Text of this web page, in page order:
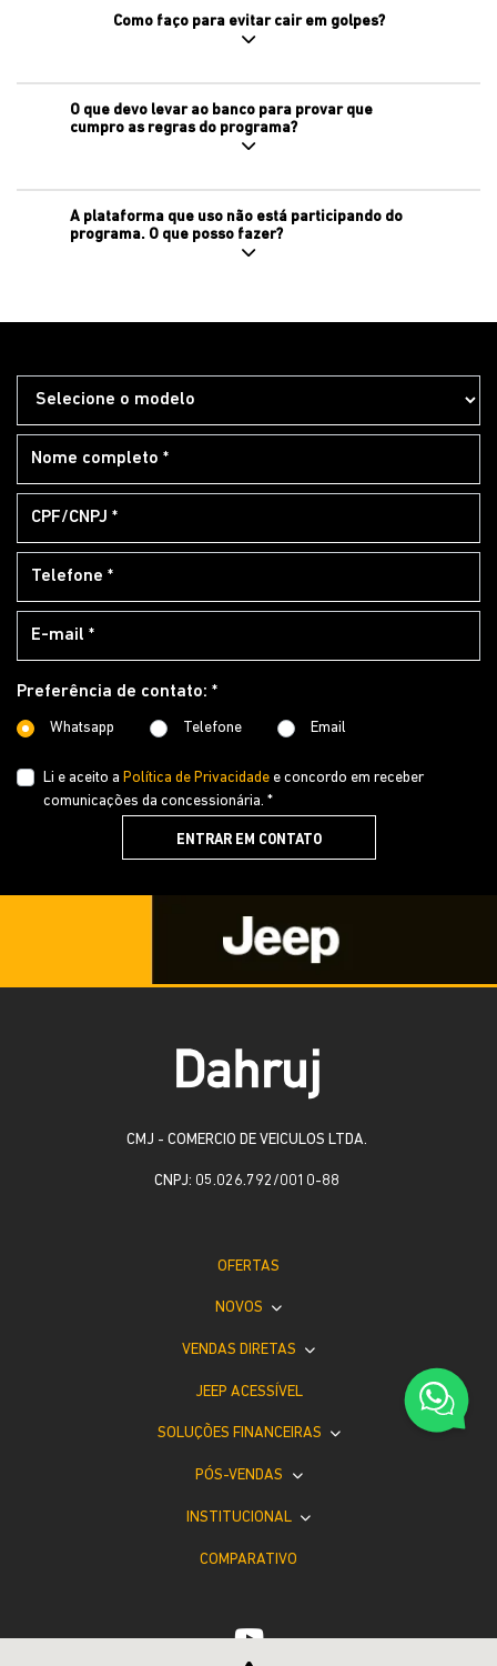
Como faço para evitar cair em golpes?
O que devo levar ao banco para provar que
cumpro as regras do programa?
A plataforma que uso não está participando do
programa. O que posso fazer?
Preferência de contato: *
Whatsapp Telefone Email
Li e aceito a Política de Privacidade e concordo em receber
comunicações da concessionária. *
ENTRAR EM CONTATO
CMJ - COMERCIO DE VEICULOS LTDA.
CNPJ: 05.026.792/0010-88
OFERTAS
NOVOS
VENDAS DIRETAS
JEEP ACESSÍVEL
SOLUÇÕES FINANCEIRAS
PÓS-VENDAS
INSTITUCIONAL
COMPARATIVO